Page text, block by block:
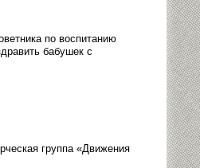
по воспитанию
бабушек с
группа «Движения